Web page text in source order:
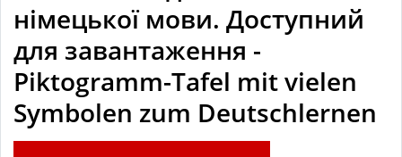
німецької мови. Доступний
для завантаження -
Piktogramm-Tafel mit vielen
Symbolen zum Deutschlernen